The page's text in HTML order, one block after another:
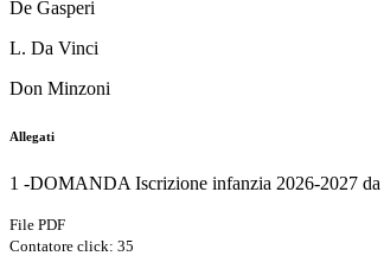
De Gasperi
L. Da Vinci
Don Minzoni
Allegati
1 -DOMANDA Iscrizione infanzia 2026-2027 da
File PDF
Contatore click: 35